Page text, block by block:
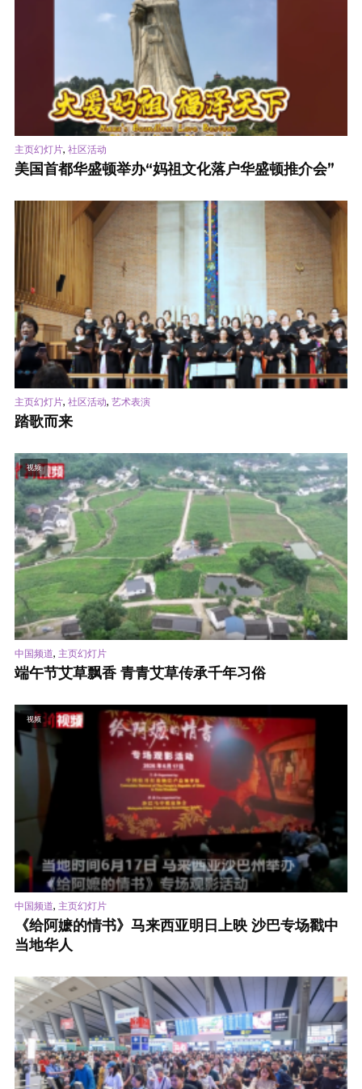
主页幻灯片, 社区活动
美国首都华盛顿举办“妈祖文化落户华盛顿推介会”
主页幻灯片, 社区活动, 艺术表演
踏歌而来
视频
中国频道, 主页幻灯片
端午节艾草飘香 青青艾草传承千年习俗
视频
中国频道, 主页幻灯片
《给阿嬷的情书》马来西亚明日上映 沙巴专场戳中
当地华人